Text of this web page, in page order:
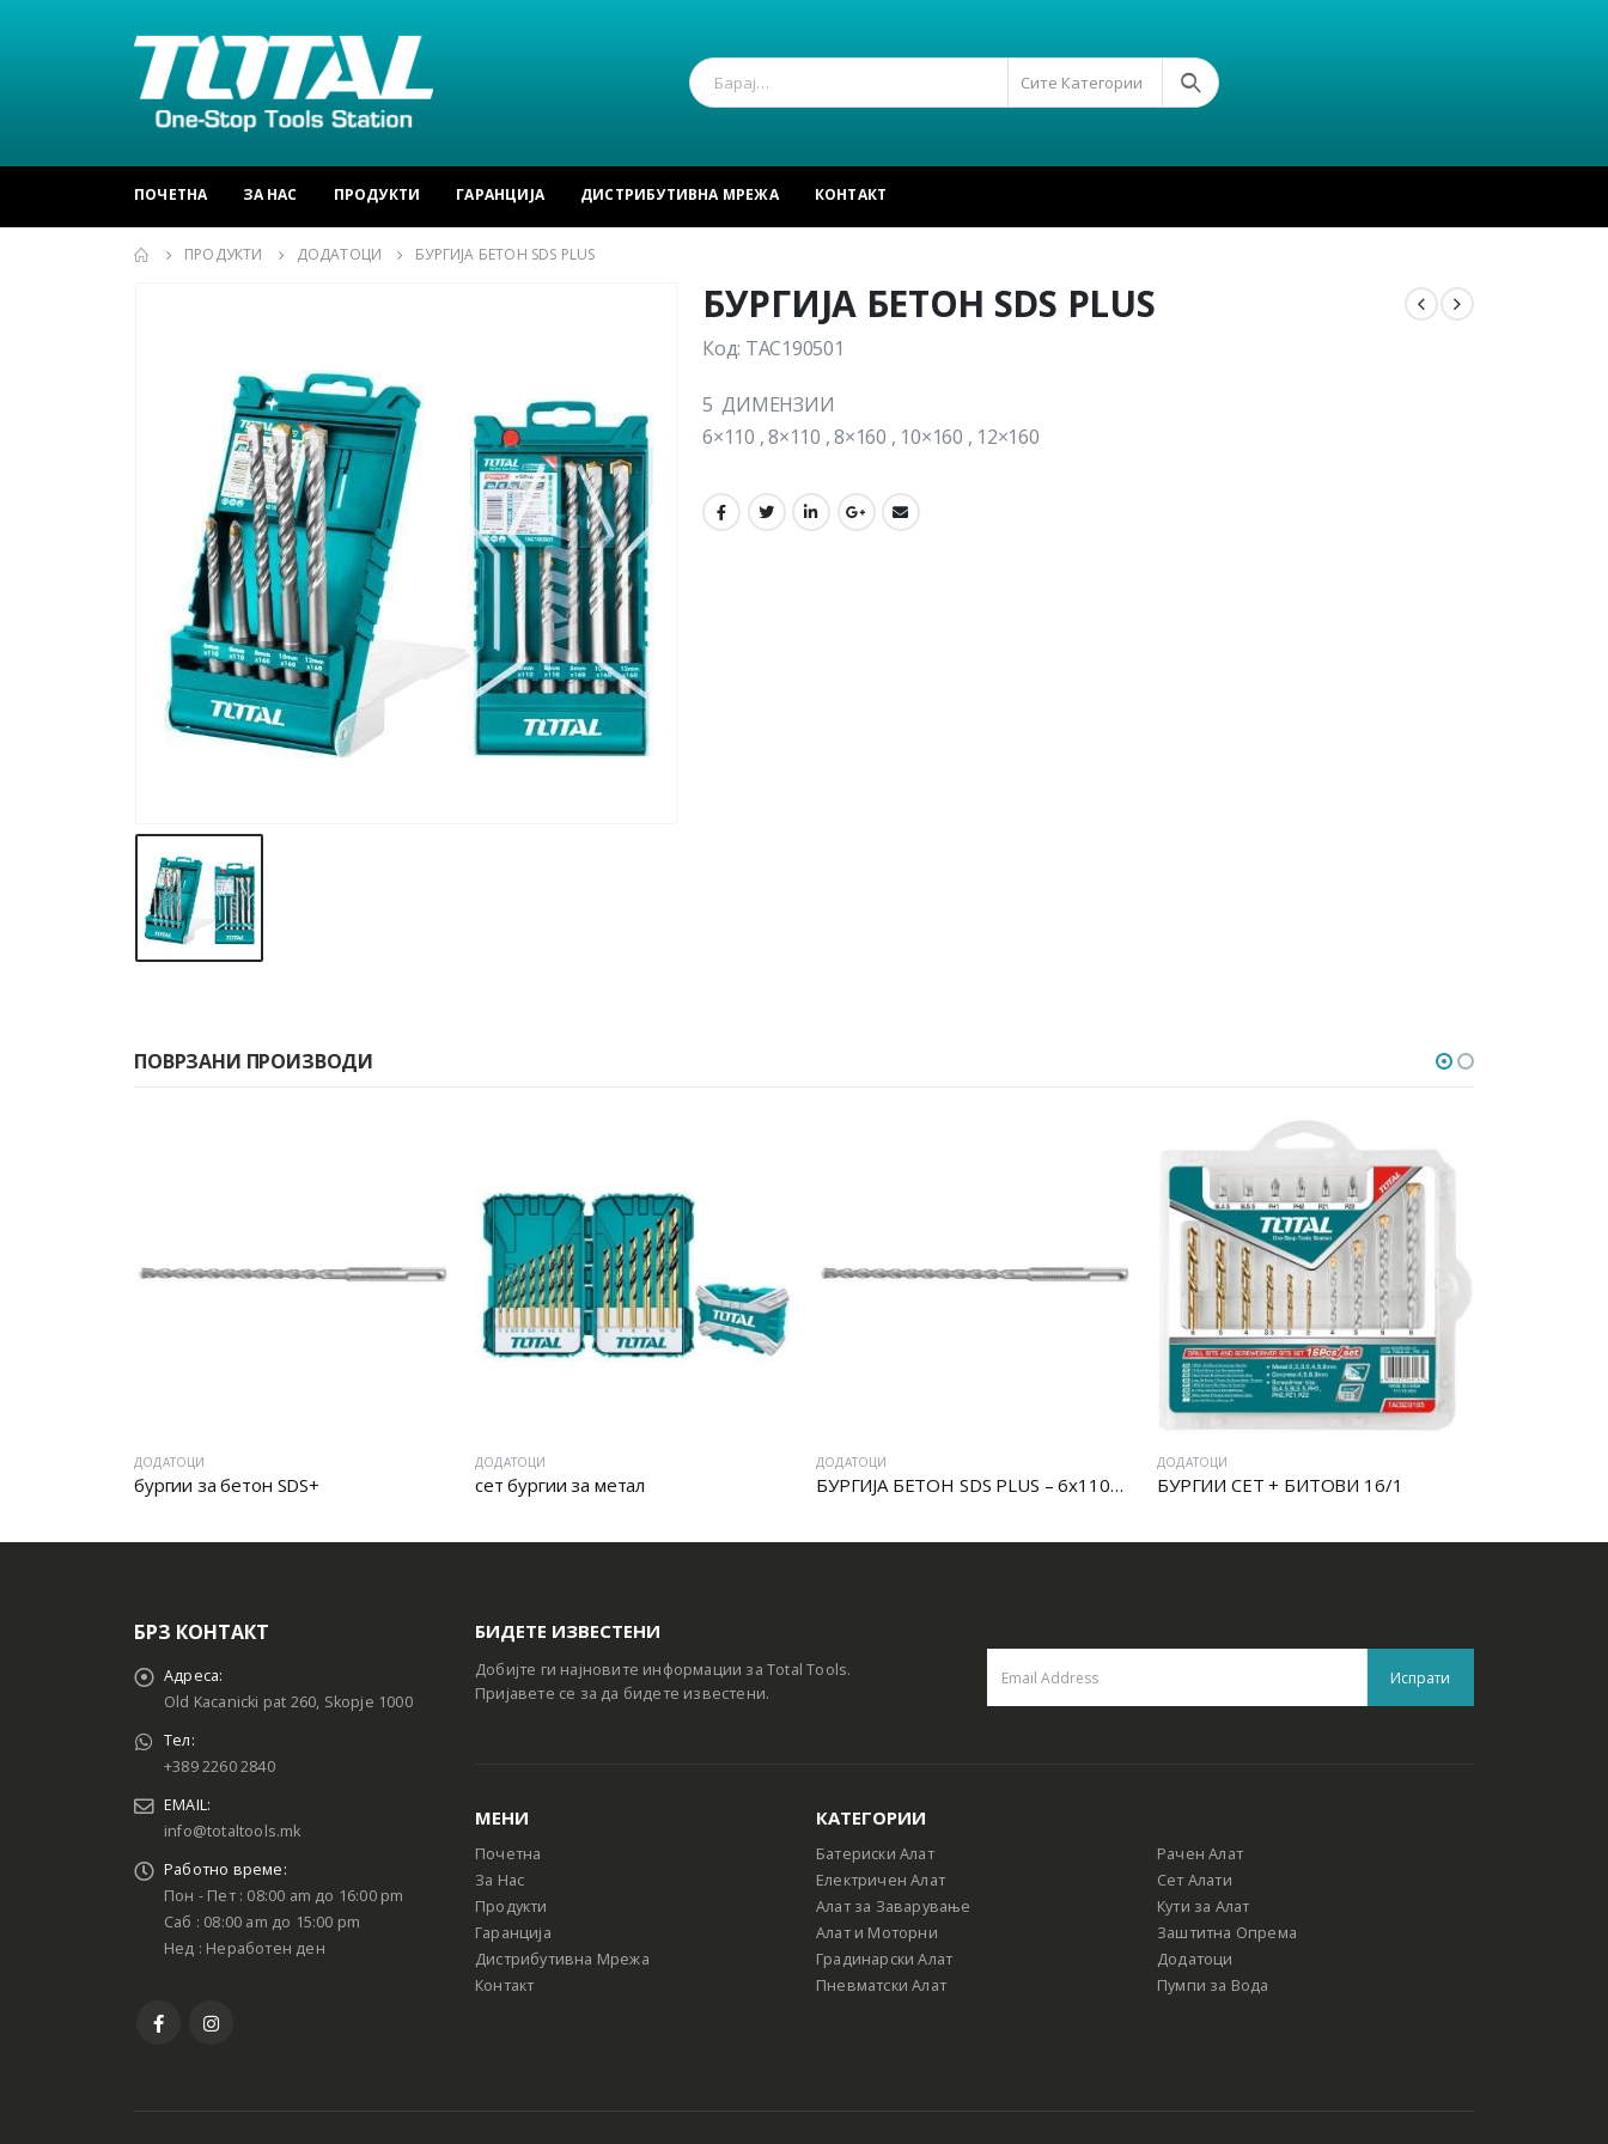
Сите Категории
ПОЧЕТНА ЗА НАС ПРОДУКТИ ГАРАНЦИЈА ДИСТРИБУТИВНА МРЕЖА КОНТАКТ
ПРОДУКТИ ДОДАТОЦИ БУРГИЈА БЕТОН SDS PLUS
БУРГИЈА БЕТОН SDS PLUS
Код: TAC190501
5 ДИМЕНЗИИ
6×110 , 8×110 , 8×160 , 10×160 , 12×160
ПОВРЗАНИ ПРОИЗВОДИ
ДОДАТОЦИ
бургии за бетон SDS+
ДОДАТОЦИ
сет бургии за метал
ДОДАТОЦИ
БУРГИЈА БЕТОН SDS PLUS – 6x110mm
ДОДАТОЦИ
БУРГИИ СЕТ + БИТОВИ 16/1
БРЗ КОНТАКТ
Адреса:
Old Kacanicki pat 260, Skopje 1000
Тел:
+389 2260 2840
EMAIL:
info@totaltools.mk
Работно време:
Пон - Пет : 08:00 am до 16:00 pm
Саб : 08:00 am до 15:00 pm
Нед : Неработен ден
БИДЕТЕ ИЗВЕСТЕНИ
Добијте ги најновите информации за Total Tools.
Пријавете се за да бидете известени.
МЕНИ
Почетна
За Нас
Продукти
Гаранција
Дистрибутивна Мрежа
Контакт
КАТЕГОРИИ
Батериски Алат
Електричен Алат
Алат за Заварување
Алат и Моторни
Градинарски Алат
Пневматски Алат
Рачен Алат
Сет Алати
Кути за Алат
Заштитна Опрема
Додатоци
Пумпи за Вода